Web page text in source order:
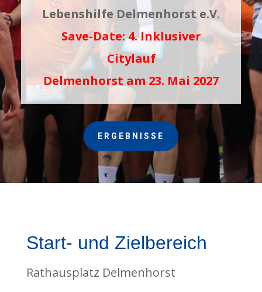
Lebenshilfe Delmenhorst e.V.
Save-Date: 4. Inklusiver
Citylauf
Delmenhorst am 23. Mai 2027
ERGEBNISSE
Start- und Zielbereich
Rathausplatz Delmenhorst